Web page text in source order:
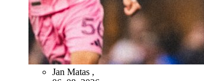
Jan Matas ,